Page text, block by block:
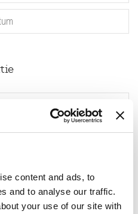
content and ads, to
and to analyse our traffic.
your use of our site with